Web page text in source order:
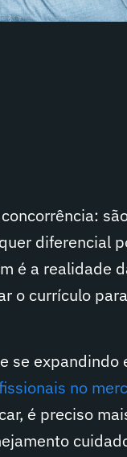
diferencial
é a realidade
o currículo
se expandindo
no
é preciso